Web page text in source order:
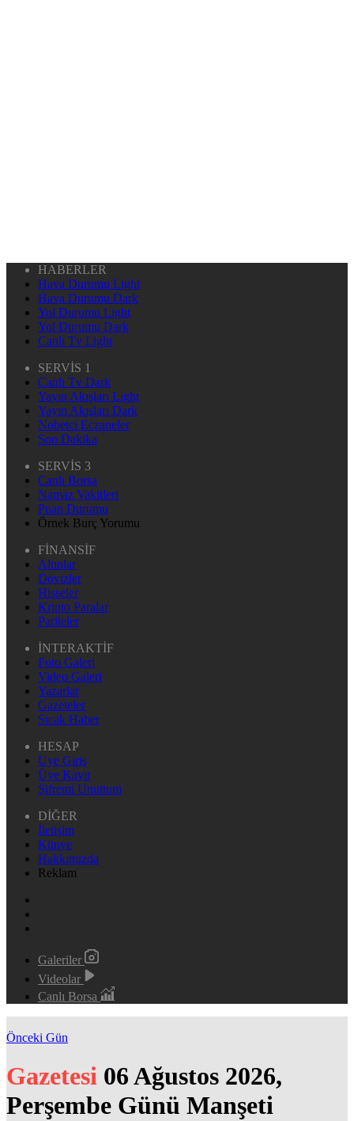
HABERLER
Hava Durumu Light
Hava Durumu Dark
Yol Durumu Light
Yol Durumu Dark
Canlı Tv Light
SERVİS 1
Canlı Tv Dark
Yayın Akışları Light
Yayın Akışları Dark
Nöbetçi Eczaneler
Son Dakika
SERVİS 3
Canlı Borsa
Namaz Vakitleri
Puan Durumu
Örnek Burç Yorumu
FİNANSİF
Altınlar
Dövizler
Hisseler
Kripto Paralar
Pariteler
İNTERAKTİF
Foto Galeri
Video Galeri
Yazarlar
Gazeteler
Sıcak Haber
HESAP
Üye Giriş
Üye Kayıt
Şifremi Unuttum
DİĞER
İletişim
Künye
Hakkımızda
Reklam
Galeriler
Videolar
Canlı Borsa
Önceki Gün
Gazetesi 06 Ağustos 2026,
Perşembe Günü Manşeti